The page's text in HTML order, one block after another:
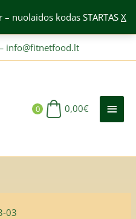
nuolaidos kodas STARTAS X
info@fitnetfood.lt
0 0,00€
03